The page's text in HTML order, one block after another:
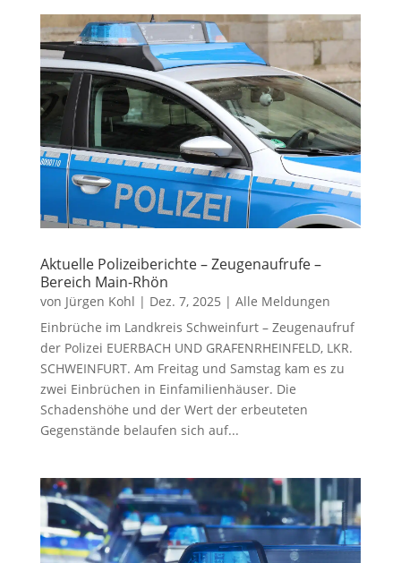
Aktuelle Polizeiberichte – Zeugenaufrufe –
Bereich Main-Rhön
von Jürgen Kohl | Dez. 7, 2025 | Alle Meldungen
Einbrüche im Landkreis Schweinfurt – Zeugenaufruf
der Polizei EUERBACH UND GRAFENRHEINFELD, LKR.
SCHWEINFURT. Am Freitag und Samstag kam es zu
zwei Einbrüchen in Einfamilienhäuser. Die
Schadenshöhe und der Wert der erbeuteten
Gegenstände belaufen sich auf...